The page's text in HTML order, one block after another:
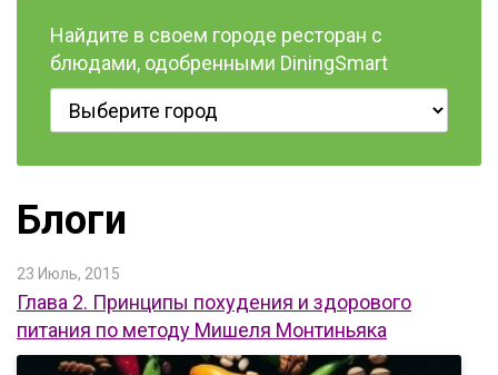
Найдите в своем городе ресторан с
блюдами, одобренными DiningSmart
Блоги
23 Июль, 2015
Глава 2. Принципы похудения и здорового
питания по методу Мишеля Монтиньяка